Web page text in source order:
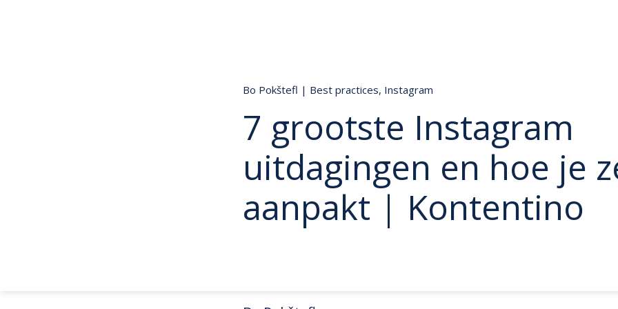
Bo Pokštefl | Best practices, Instagram
7 grootste Instagram
uitdagingen en hoe je
aanpakt | Kontentino